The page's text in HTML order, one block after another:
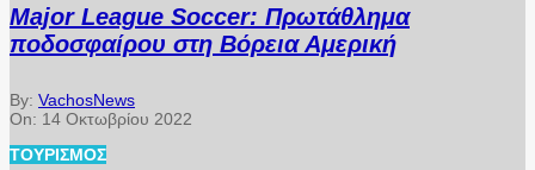
Major League Soccer: Πρωτάθλημα
ποδοσφαίρου στη Βόρεια Αμερική
By: VachosNews
On: 14 Οκτωβρίου 2022
ΤΟΥΡΙΣΜΌΣ